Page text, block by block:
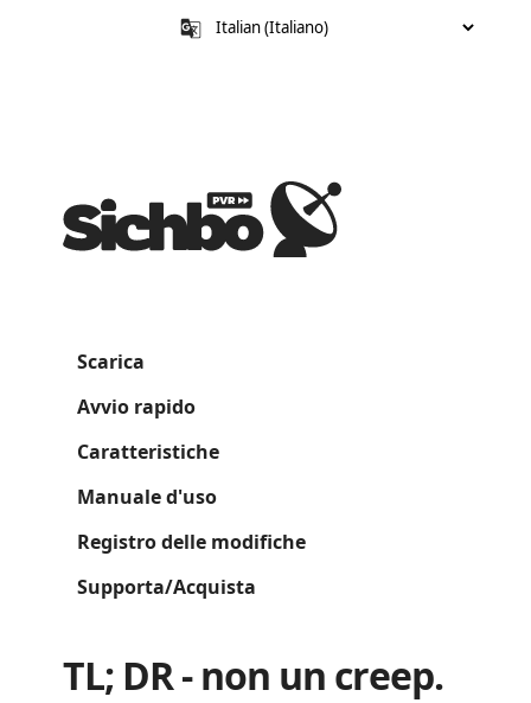
Scarica
Avvio rapido
Caratteristiche
Manuale d'uso
Registro delle modifiche
Supporta/Acquista
TL; DR - non un creep.